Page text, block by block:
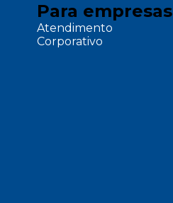
Para empresas
Atendimento
Corporativo